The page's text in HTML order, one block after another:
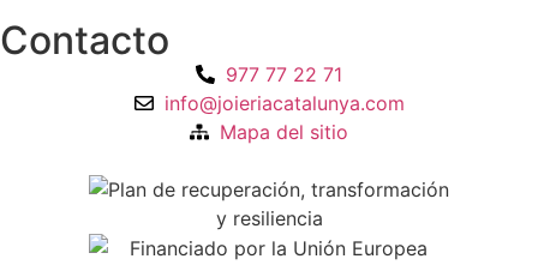
Contacto
977 77 22 71
info@joieriacatalunya.com
Mapa del sitio